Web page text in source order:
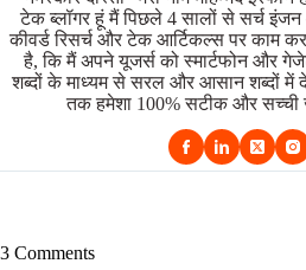
टेक ब्लॉगर हूं मैं पिछले 4 सालों से सर्च
कीवर्ड रिसर्च और टेक आर्टिकल्स पर काम कर
है, कि मैं अपने यूजर्स को स्मार्टफोन और
शब्दों के माध्यम से सरल और आसान शब्दों में
तक हमेशा 100% सटीक और सच्ची
3 Comments